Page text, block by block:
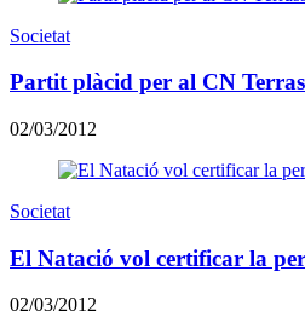
Societat
Partit plàcid per al CN
02/03/2012
Societat
El Natació vol certificar la
02/03/2012